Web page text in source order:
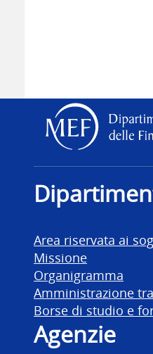
Area riservata ai
Missione
Organigramma
Amministrazione
Borse di studio e
Agenzie